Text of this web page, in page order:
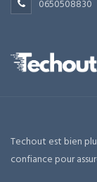
0650508830
Techout est bien
confiance pour